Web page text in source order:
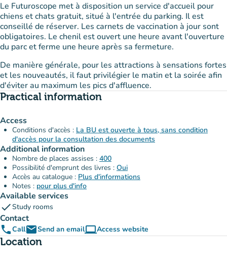
Le Futuroscope met à disposition un service d'accueil pour
chiens et chats gratuit, situé à l'entrée du parking. Il est
conseillé de réserver. Les carnets de vaccination à jour sont
obligatoires. Le chenil est ouvert une heure avant l'ouverture
du parc et ferme une heure après sa fermeture.
De manière générale, pour les attractions à sensations fortes
et les nouveautés, il faut privilégier le matin et la soirée afin
d'éviter au maximum les pics d'affluence.
Practical information
Access
Conditions d'accès : La BU est ouverte à tous, sans condition
d'accès pour la consultation des documents
Additional information
Nombre de places assises : 400
Possibilité d'emprunt des livres : Oui
Accès au catalogue : Plus d'informations
Notes : pour plus d'info
Available services
checkStudy rooms
Contact
phoneCallemailSend an emailcomputerAccess website
(new tab)
Location